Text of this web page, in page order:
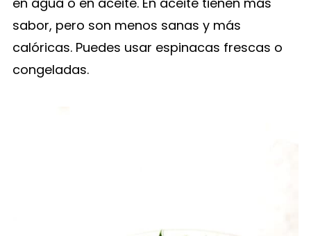
sabor, pero son menos sanas y más
calóricas. Puedes usar espinacas frescas o
congeladas.